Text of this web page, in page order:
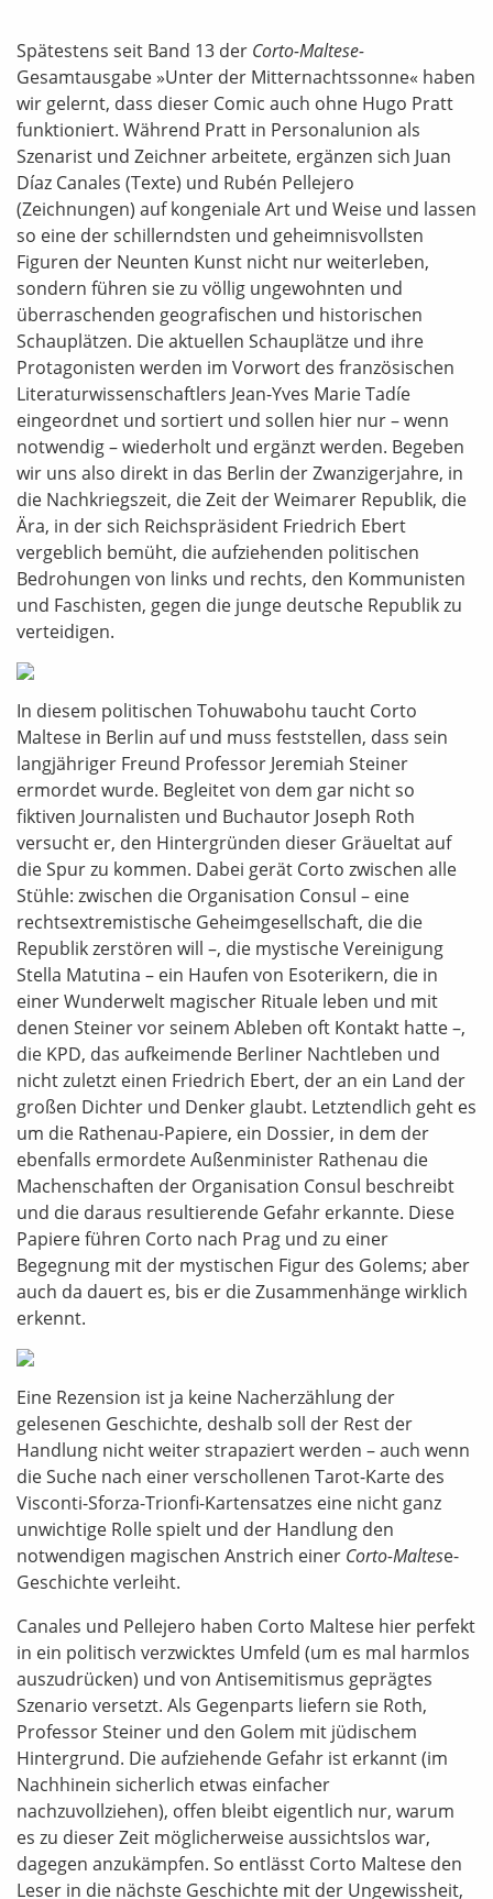
Spätestens seit Band 13 der Corto-Maltese-
Gesamtausgabe »Unter der Mitternachtssonne« haben
wir gelernt, dass dieser Comic auch ohne Hugo Pratt
funktioniert. Während Pratt in Personalunion als
Szenarist und Zeichner arbeitete, ergänzen sich Juan
Díaz Canales (Texte) und Rubén Pellejero
(Zeichnungen) auf kongeniale Art und Weise und lassen
so eine der schillerndsten und geheimnisvollsten
Figuren der Neunten Kunst nicht nur weiterleben,
sondern führen sie zu völlig ungewohnten und
überraschenden geografischen und historischen
Schauplätzen. Die aktuellen Schauplätze und ihre
Protagonisten werden im Vorwort des französischen
Literaturwissenschaftlers Jean-Yves Marie Tadíe
eingeordnet und sortiert und sollen hier nur – wenn
notwendig – wiederholt und ergänzt werden. Begeben
wir uns also direkt in das Berlin der Zwanzigerjahre, in
die Nachkriegszeit, die Zeit der Weimarer Republik, die
Ära, in der sich Reichspräsident Friedrich Ebert
vergeblich bemüht, die aufziehenden politischen
Bedrohungen von links und rechts, den Kommunisten
und Faschisten, gegen die junge deutsche Republik zu
verteidigen.
In diesem politischen Tohuwabohu taucht Corto
Maltese in Berlin auf und muss feststellen, dass sein
langjähriger Freund Professor Jeremiah Steiner
ermordet wurde. Begleitet von dem gar nicht so
fiktiven Journalisten und Buchautor Joseph Roth
versucht er, den Hintergründen dieser Gräueltat auf
die Spur zu kommen. Dabei gerät Corto zwischen alle
Stühle: zwischen die Organisation Consul – eine
rechtsextremistische Geheimgesellschaft, die die
Republik zerstören will –, die mystische Vereinigung
Stella Matutina – ein Haufen von Esoterikern, die in
einer Wunderwelt magischer Rituale leben und mit
denen Steiner vor seinem Ableben oft Kontakt hatte –,
die KPD, das aufkeimende Berliner Nachtleben und
nicht zuletzt einen Friedrich Ebert, der an ein Land der
großen Dichter und Denker glaubt. Letztendlich geht es
um die Rathenau-Papiere, ein Dossier, in dem der
ebenfalls ermordete Außenminister Rathenau die
Machenschaften der Organisation Consul beschreibt
und die daraus resultierende Gefahr erkannte. Diese
Papiere führen Corto nach Prag und zu einer
Begegnung mit der mystischen Figur des Golems; aber
auch da dauert es, bis er die Zusammenhänge wirklich
erkennt.
Eine Rezension ist ja keine Nacherzählung der
gelesenen Geschichte, deshalb soll der Rest der
Handlung nicht weiter strapaziert werden – auch wenn
die Suche nach einer verschollenen Tarot-Karte des
Visconti-Sforza-Trionfi-Kartensatzes eine nicht ganz
unwichtige Rolle spielt und der Handlung den
notwendigen magischen Anstrich einer Corto-Maltese-
Geschichte verleiht.
Canales und Pellejero haben Corto Maltese hier perfekt
in ein politisch verzwicktes Umfeld (um es mal harmlos
auszudrücken) und von Antisemitismus geprägtes
Szenario versetzt. Als Gegenparts liefern sie Roth,
Professor Steiner und den Golem mit jüdischem
Hintergrund. Die aufziehende Gefahr ist erkannt (im
Nachhinein sicherlich etwas einfacher
nachzuvollziehen), offen bleibt eigentlich nur, warum
es zu dieser Zeit möglicherweise aussichtslos war,
dagegen anzukämpfen. So entlässt Corto Maltese den
Leser in die nächste Geschichte mit der Ungewissheit,